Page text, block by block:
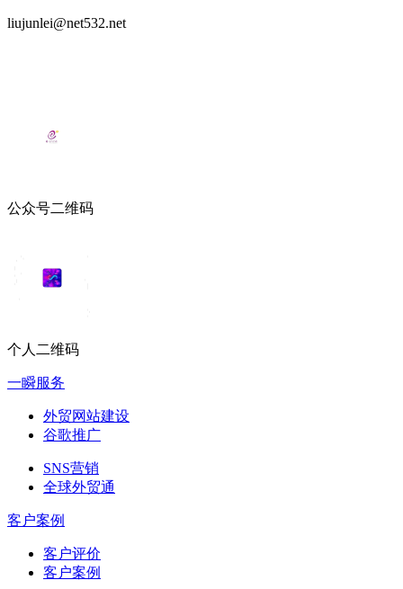
liujunlei@net532.net
公众号二维码
个人二维码
一瞬服务
外贸网站建设
谷歌推广
SNS营销
全球外贸通
客户案例
客户评价
客户案例